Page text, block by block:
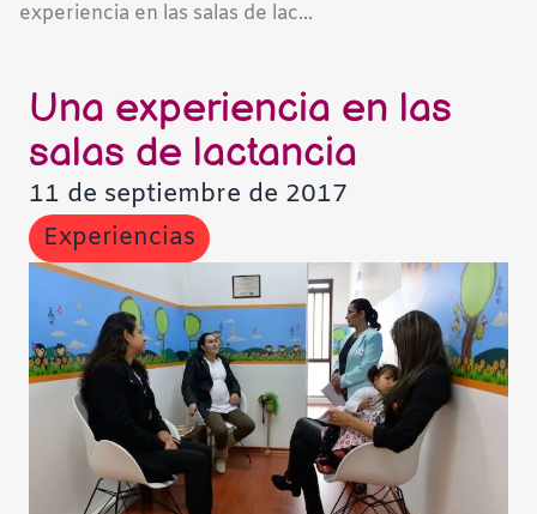
experiencia en las salas de lac...
Una experiencia en las
salas de lactancia
11 de septiembre de 2017
Experiencias